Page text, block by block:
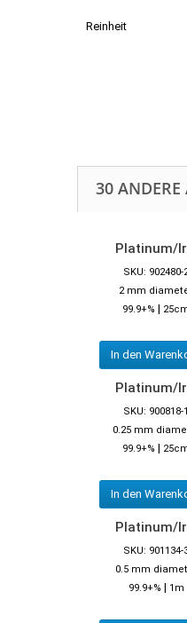
Reinheit
30 ANDERE
Platinum/
SKU: 902480-
2 mm
99.9+% |
In den
Platinum/
SKU: 900818-1
0.25 mm
99.9+% |
In den
Platinum/
SKU: 901134-
0.5 mm
99.9+% | 1m